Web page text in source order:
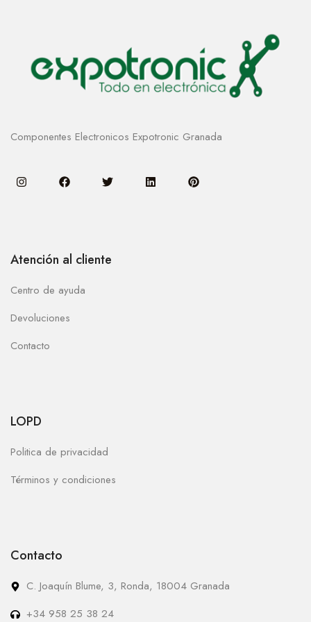
Componentes Electronicos Expotronic Granada
Atención al cliente
Centro de ayuda
Devoluciones
Contacto
LOPD
Politica de privacidad
Términos y condiciones
Contacto
C. Joaquín Blume, 3, Ronda, 18004 Granada
+34 958 25 38 24